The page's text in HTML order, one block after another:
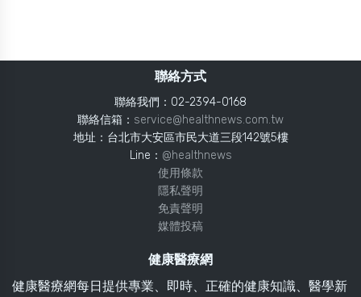
聯絡方式
聯絡我們：02-2394-0168
聯絡信箱： service@healthnews.com.tw
地址：台北市大安區市民大道三段142號5樓
Line： @healthnews
使用條款
隱私聲明
免責聲明
媒體投稿
健康醫療網
健康醫療網每日提供專業、即時、正確的健康知識、醫學新